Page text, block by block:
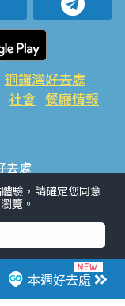
本週好去處
銅鑼灣好去處
社會 餐廳情報
去處
旺角好去處 社會
群熱話
#限時搶
#著數 #網絡熱話
驗，請確定您同意
覽。